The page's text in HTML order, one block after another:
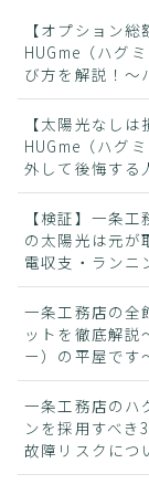
【オプション
HUGme（ハグ
び方を解説！〜
【太陽光なし
HUGme（ハグ
外して後悔する
【検証】一条工
の太陽光は元が
電収支・ランニ
一条工務店の全
ットを徹底解説
ー）の平屋です
一条工務店のハ
ンを採用すべき
故障リスクにつ